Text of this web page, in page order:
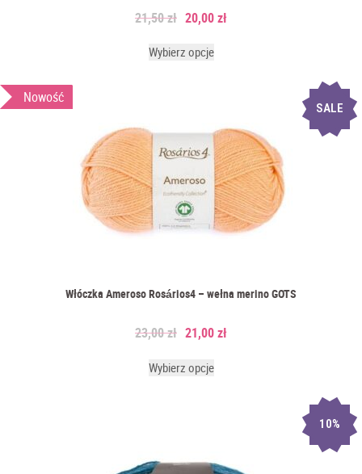
21,50zł 20,00zł
Wybierz opcje
SALE
Nowość
Włóczka Ameroso Rosários4 – wełna merino GOTS
23,00zł 21,00zł
Wybierz opcje
10%